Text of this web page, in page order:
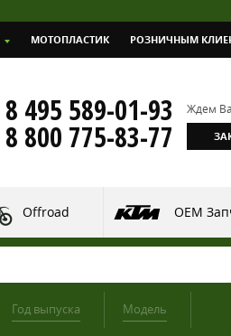
МОТОПЛАСТИК РОЗНИЧНЫМ
8 495 589-01-93
8 800 775-83-77
Ждем
Offroad OEM
Год выпуска Модель